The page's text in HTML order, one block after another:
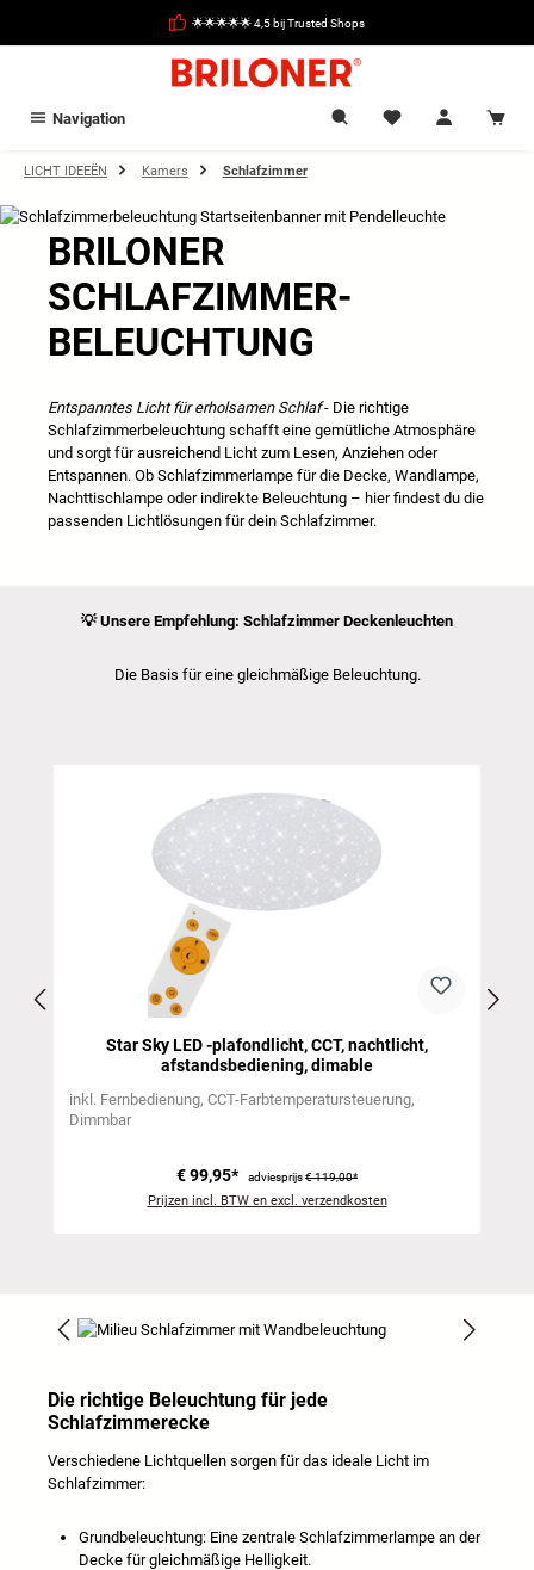
🌟🌟🌟🌟🌟 4,5 bij Trusted Shops
Navigation
LICHT IDEEËN Kamers Schlafzimmer
BRILONER
SCHLAFZIMMER-
BELEUCHTUNG
Entspanntes Licht für erholsamen Schlaf- Die richtige
Schlafzimmerbeleuchtung schafft eine gemütliche Atmosphäre
und sorgt für ausreichend Licht zum Lesen, Anziehen oder
Entspannen. Ob Schlafzimmerlampe für die Decke, Wandlampe,
Nachttischlampe oder indirekte Beleuchtung – hier findest du die
passenden Lichtlösungen für dein Schlafzimmer.
💡Unsere Empfehlung: Schlafzimmer Deckenleuchten
Die Basis für eine gleichmäßige Beleuchtung.
Star Sky LED -plafondlicht, CCT, nachtlicht,
afstandsbediening, dimable
inkl. Fernbedienung CCT-Farbtemperatursteuerung
Dimmbar
€ 99,95* adviesprijs€ 119,00*
Prijzen incl. BTW en excl. verzendkosten
Afbeeldingengalerij overslaan
Die richtige Beleuchtung für jede
Schlafzimmerecke
Verschiedene Lichtquellen sorgen für das ideale Licht im
Schlafzimmer:
Grundbeleuchtung: Eine zentrale Schlafzimmerlampe an der
Decke für gleichmäßige Helligkeit.